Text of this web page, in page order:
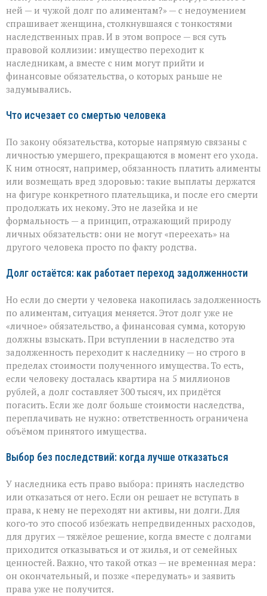
наследство:
проходит
граница
ней — и чужой долг по алиментам?» — с недоумением
спрашивает женщина, столкнувшаяся с тонкостями
наследственных прав. И в этом вопросе — вся суть
правовой коллизии: имущество переходит к
наследникам, а вместе с ним могут прийти и
финансовые обязательства, о которых раньше не
задумывались.
Что исчезает со смертью человека
По закону обязательства, которые напрямую связаны с
личностью умершего, прекращаются в момент его ухода.
К ним относят, например, обязанность платить алименты
или возмещать вред здоровью: такие выплаты держатся
на фигуре конкретного плательщика, и после его смерти
продолжать их некому. Это не лазейка и не
формальность — а принцип, отражающий природу
личных обязательств: они не могут «переехать» на
другого человека просто по факту родства.
Долг остаётся: как работает переход задолженности
Но если до смерти у человека накопилась задолженность
по алиментам, ситуация меняется. Этот долг уже не
«личное» обязательство, а финансовая сумма, которую
должны взыскать. При вступлении в наследство эта
задолженность переходит к наследнику — но строго в
пределах стоимости полученного имущества. То есть,
если человеку досталась квартира на 5 миллионов
рублей, а долг составляет 300 тысяч, их придётся
погасить. Если же долг больше стоимости наследства,
переплачивать не нужно: ответственность ограничена
объёмом принятого имущества.
Выбор без последствий: когда лучше отказаться
У наследника есть право выбора: принять наследство
или отказаться от него. Если он решает не вступать в
права, к нему не переходят ни активы, ни долги. Для
кого‑то это способ избежать непредвиденных расходов,
для других — тяжёлое решение, когда вместе с долгами
приходится отказываться и от жилья, и от семейных
ценностей. Важно, что такой отказ — не временная мера:
он окончательный, и позже «передумать» и заявить
права уже не получится.